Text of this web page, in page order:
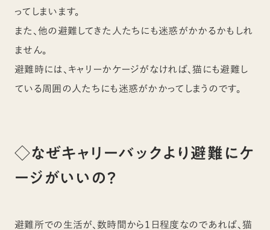
ってしまいます。
また、他の避難してきた人たちにも迷惑がかかるかもしれ
ません。
避難時には、キャリーかケージがなければ、猫にも避難し
ている周囲の人たちにも迷惑がかかってしまうのです。
◇なぜキャリーバックより避難にケ
ージがいいの？
避難所での生活が、数時間から1日程度なのであれば、猫